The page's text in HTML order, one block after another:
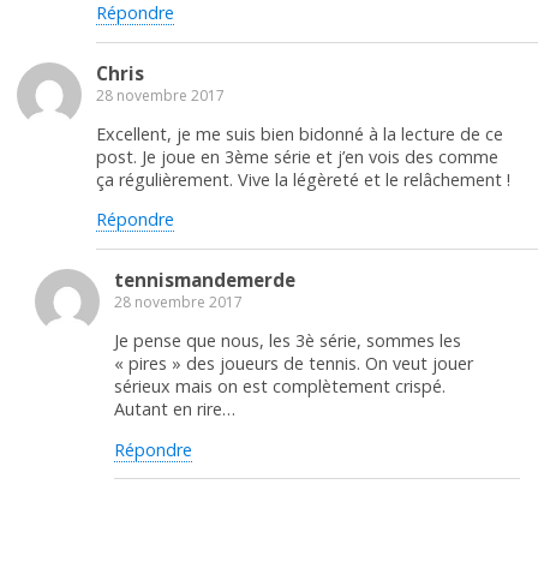
Répondre
Chris
28 novembre 2017
Excellent, je me suis bien bidonné à la lecture de ce
post. Je joue en 3ème série et j’en vois des comme
ça régulièrement. Vive la légèreté et le relâchement !
Répondre
tennismandemerde
28 novembre 2017
Je pense que nous, les 3è série, sommes les
« pires » des joueurs de tennis. On veut jouer
sérieux mais on est complètement crispé.
Autant en rire…
Répondre